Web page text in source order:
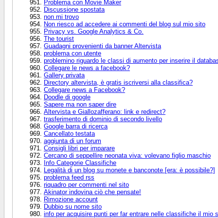
Problema con Movie Maker
Discussione spostata
non mi trovo
Non riesco ad accedere ai commenti del blog sul mio sito
Privacy vs. Google Analytics & Co.
The tourist
Guadagni provenienti da banner Altervista
problema con utente
problemino riguardo le classi di aumento per inserire il
Collegare le news a facebook?
Gallery privata
Directory altervista, è gratis iscriversi alla classifica?
Collegare news a Facebook?
Doodle di google
Sapere ma non saper dire
Altervista e Giallozafferano: link e redirect?
trasferimento di dominio di secondo livello
Google barra di ricerca
Cancellato testata
aggiunta di un forum
Consigli libri per imparare
Cercano di seppellire neonata viva: volevano figlio maschio
Info Categorie Classifiche
Legalità di un blog su monete e banconote [era: è possibile?]
problema feed rss
riquadro per commenti nel sito
Akinator indovina ciò che pensate!
Rimozione account
Dubbio su nome sito
info per acquisire punti per far entrare nelle classifiche il mio